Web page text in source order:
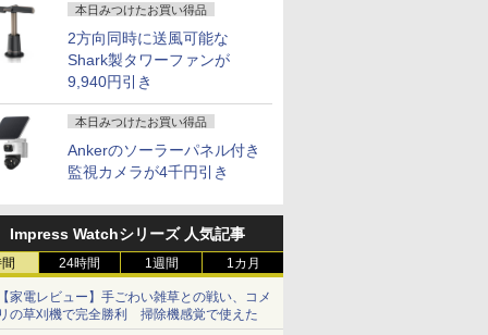
本日みつけたお買い得品
2方向同時に送風可能な
Shark製タワーファンが
9,940円引き
本日みつけたお買い得品
Ankerのソーラーパネル付き
監視カメラが4千円引き
Impress Watchシリーズ 人気記事
24時間 1週間 1カ月
家電レビュー】手ごわい雑草との戦い、コメ
の草刈機で完全勝利 掃除機感覚で使えた